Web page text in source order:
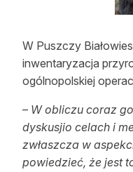
Z zagranicy
Edukacja
Lasy prywatne
O nas
W Puszczy
inwentaryzacja
ogólnopolskiej
– W obliczu coraz
dyskusjio celach i
zwłaszcza w
powiedzieć, że jest